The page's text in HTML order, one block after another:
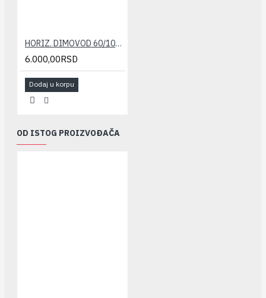
HORIZ. DIMOVOD 60/100(konvenc.) set STABILE
6.000,00RSD
Dodaj u korpu
OD ISTOG PROIZVOĐAČA